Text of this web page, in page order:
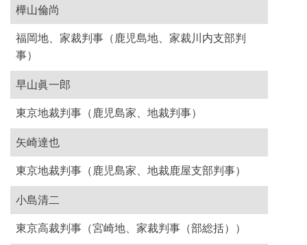
樺山倫尚
福岡地、家裁判事（鹿児島地、家裁川内支部判
事）
早山眞一郎
東京地裁判事（鹿児島家、地裁判事）
矢崎達也
東京地裁判事（鹿児島家、地裁鹿屋支部判事）
小島清二
東京高裁判事（宮崎地、家裁判事（部総括））